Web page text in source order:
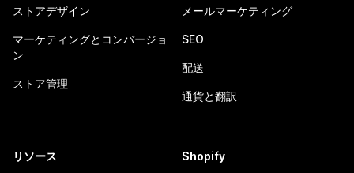
ストアデザイン
マーケティングとコンバージョ
ン
ストア管理
メールマーケティング
SEO
配送
通貨と翻訳
リソース Shopify